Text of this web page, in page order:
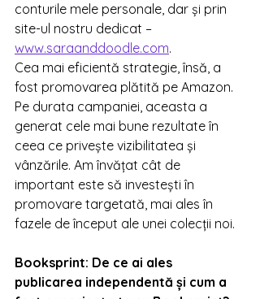
conturile mele personale, dar și prin
site-ul nostru dedicat –
www.saraanddoodle.com.
Cea mai eficientă strategie, însă, a
fost promovarea plătită pe Amazon.
Pe durata campaniei, aceasta a
generat cele mai bune rezultate în
ceea ce privește vizibilitatea și
vânzările. Am învățat cât de
important este să investești în
promovare targetată, mai ales în
fazele de început ale unei colecții noi.
Booksprint: De ce ai ales
publicarea independentă și cum a